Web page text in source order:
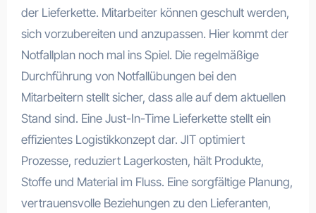
der Lieferkette. Mitarbeiter können geschult werden,
sich vorzubereiten und anzupassen. Hier kommt der
Notfallplan noch mal ins Spiel. Die regelmäßige
Durchführung von Notfallübungen bei den
Mitarbeitern stellt sicher, dass alle auf dem aktuellen
Stand sind. Eine Just-In-Time Lieferkette stellt ein
effizientes Logistikkonzept dar. JIT optimiert
Prozesse, reduziert Lagerkosten, hält Produkte,
Stoffe und Material im Fluss. Eine sorgfältige Planung,
vertrauensvolle Beziehungen zu den Lieferanten,